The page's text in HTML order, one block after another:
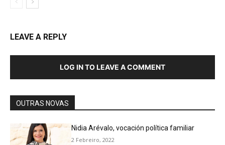
LEAVE A REPLY
LOG IN TO LEAVE A COMMENT
OUTRAS NOVAS
Nidia Arévalo, vocación política familiar
2 Febreiro, 2022